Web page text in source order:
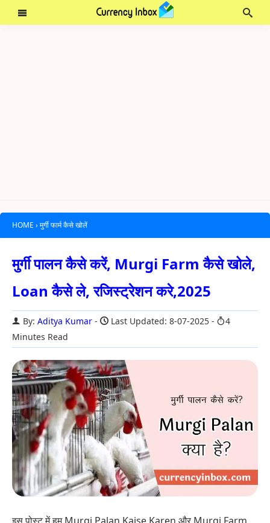
HOME › मुर्गी फार्म कैसे खोलें
मुर्गी पालन कैसे करें, Murgi Farm कैसे खोले,
Loan कैसे ले, रजिस्ट्रेशन करे,2025
By: Aditya Kumar Last Updated: 8-07-2025
4
Minutes Read